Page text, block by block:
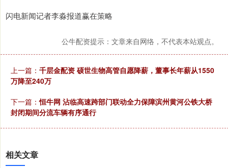
闪电新闻记者李淼报道赢在策略
公牛配资提示：文章来自网络，不代表本站观点。
上一篇： 千层金配资 硕世生物高管自愿降薪，董事长年薪从1550
万降至240万
下一篇：恒牛网 沾临高速跨部门联动全力保障滨州黄河公铁大桥
封闭期间分流车辆有序通行
相关文章